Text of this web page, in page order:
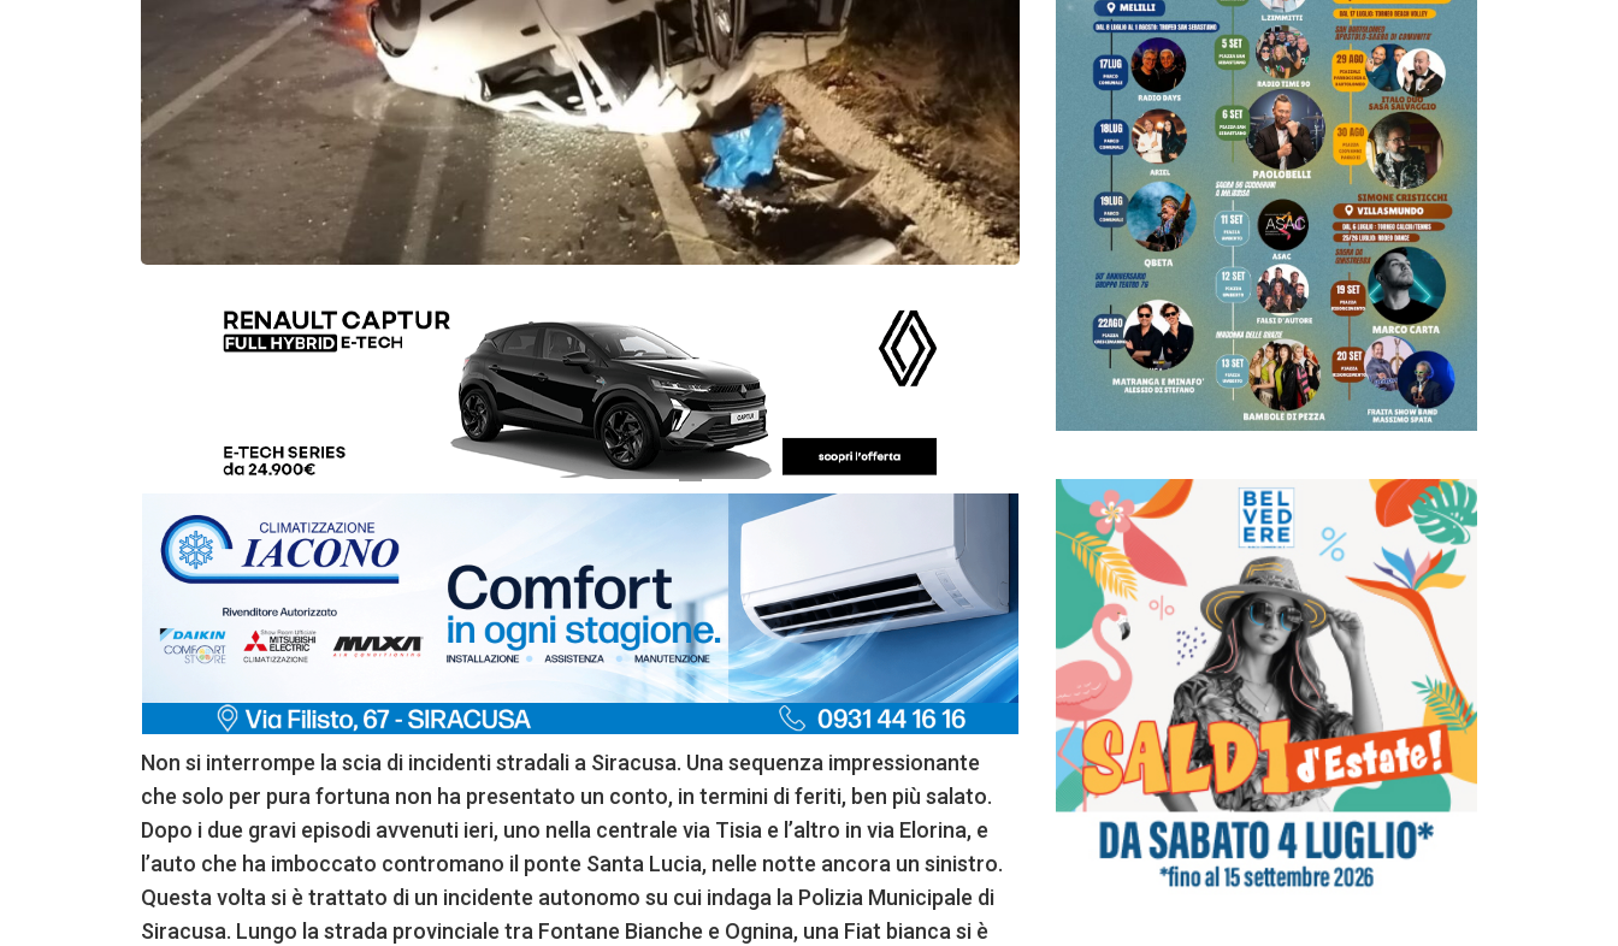
Non si interrompe la scia di incidenti stradali a Siracusa. Una sequenza impressionante
che solo per pura fortuna non ha presentato un conto, in termini di feriti, ben più salato.
Dopo i due gravi episodi avvenuti ieri, uno nella centrale via Tisia e l’altro in via Elorina, e
l’auto che ha imboccato contromano il ponte Santa Lucia, nelle notte ancora un sinistro.
Questa volta si è trattato di un incidente autonomo su cui indaga la Polizia Municipale di
Siracusa. Lungo la strada provinciale tra Fontane Bianche e Ognina, una Fiat bianca si è